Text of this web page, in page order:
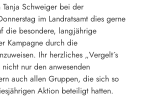
Schweiger bei der
im Landratsamt dies gerne
die besondere, langjährige
Kampagne durch die
Ihr herzliches „Vergelt´s
nur den anwesenden
auch allen Gruppen, die sich so
Aktion beteiligt hatten.